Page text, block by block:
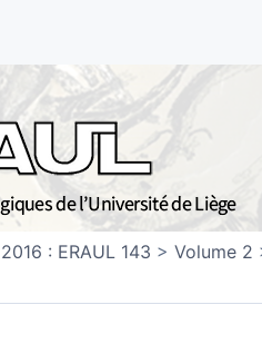
: ERAUL 143 Volume 2